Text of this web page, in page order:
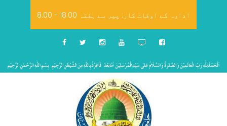
8.00 - 18.00 ادارہ کے اوقات کار: پیر سے ہفتہ